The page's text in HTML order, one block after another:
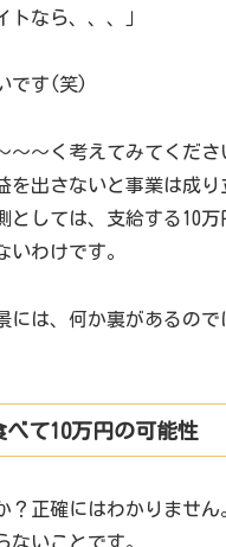
トなら、、、」
です(笑)
～～く考えてみてくださ
を出さないと事業は成
としては、支給する10
いわけです。
には、何か裏があるので
べて10万円の可能性
？正確にはわかりません
ないことです。